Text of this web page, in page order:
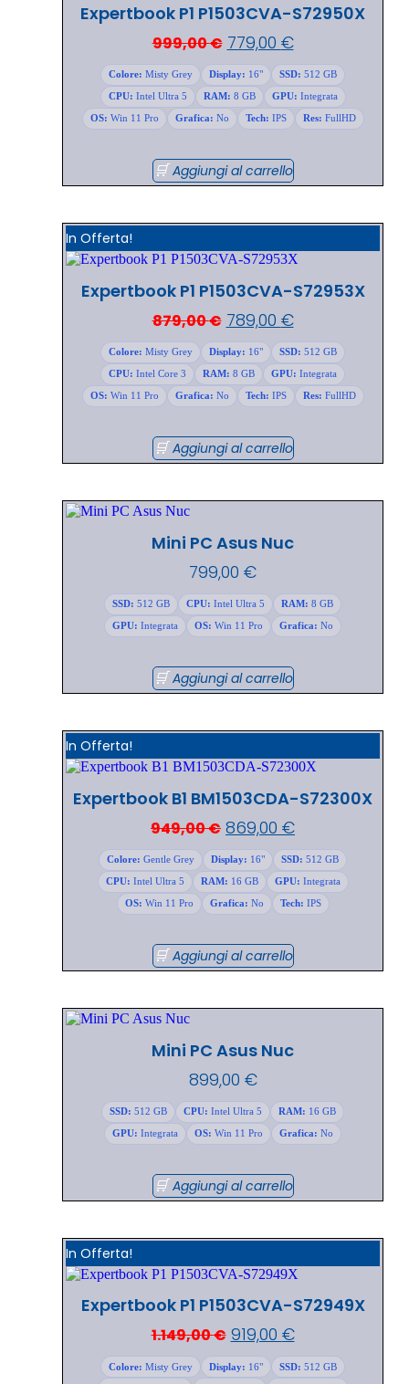
Expertbook P1 P1503CVA-S72950X
999,00€ 779,00 €
Colore: Misty Grey Display: 16" SSD: 512 GB
CPU: Intel Ultra 5 RAM: 8 GB GPU: Integrata
OS: Win 11 Pro Grafica: No Tech: IPS Res: FullHD
Aggiungi al carrello
In Offerta!
Expertbook P1 P1503CVA-S72953X
879,00€ 789,00 €
Colore: Misty Grey Display: 16" SSD: 512 GB
CPU: Intel Core 3 RAM: 8 GB GPU: Integrata
OS: Win 11 Pro Grafica: No Tech: IPS Res: FullHD
Aggiungi al carrello
Mini PC Asus Nuc
799,00 €
SSD: 512 GB CPU: Intel Ultra 5 RAM: 8 GB
GPU: Integrata OS: Win 11 Pro Grafica: No
Aggiungi al carrello
In Offerta!
Expertbook B1 BM1503CDA-S72300X
949,00€ 869,00 €
Colore: Gentle Grey Display: 16" SSD: 512 GB
CPU: Intel Ultra 5 RAM: 16 GB GPU: Integrata
OS: Win 11 Pro Grafica: No Tech: IPS
Aggiungi al carrello
Mini PC Asus Nuc
899,00 €
SSD: 512 GB CPU: Intel Ultra 5 RAM: 16 GB
GPU: Integrata OS: Win 11 Pro Grafica: No
Aggiungi al carrello
In Offerta!
Expertbook P1 P1503CVA-S72949X
1.149,00€ 919,00 €
Colore: Misty Grey Display: 16" SSD: 512 GB